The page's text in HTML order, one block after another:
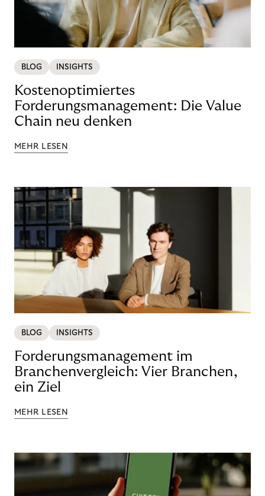
BLOG INSIGHTS
Kostenoptimiertes
Forderungsmanagement: Die Value
Chain neu denken
MEHR LESEN
BLOG INSIGHTS
Forderungsmanagement im
Branchenvergleich: Vier Branchen,
ein Ziel
MEHR LESEN